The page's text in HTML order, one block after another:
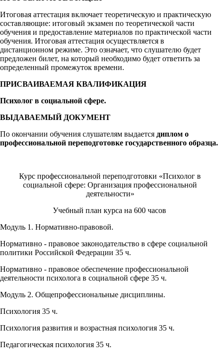
Итоговая аттестация включает теоретическую и практическую
составляющие: итоговый экзамен по теоретической части
обучения и предоставление материалов по практической части
обучения. Итоговая аттестация осуществляется в
дистанционном режиме. Это означает, что слушателю будет
предложен билет, на который необходимо будет ответить за
определенный промежуток времени.
ПРИСВАИВАЕМАЯ КВАЛИФИКАЦИЯ
Психолог в социальной сфере.
ВЫДАВАЕМЫЙ ДОКУМЕНТ
По окончании обучения слушателям выдается диплом о
профессиональной переподготовке государственного образца.
Курс профессиональной переподготовки «Психолог в
социальной сфере: Организация профессиональной
деятельности»
Учебный план курса на 600 часов
Модуль 1. Нормативно-правовой.
Нормативно - правовое законодательство в сфере социальной
политики Российской Федерации 35 ч.
Нормативно - правовое обеспечение профессиональной
деятельности психолога в социальной сфере 35 ч.
Модуль 2. Общепрофессиональные дисциплины.
Психология 35 ч.
Психология развития и возрастная психология 35 ч.
Педагогическая психология 35 ч.